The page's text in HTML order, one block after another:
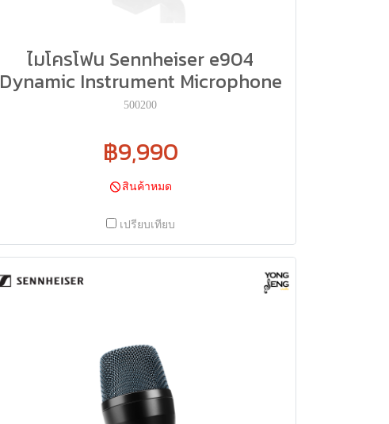
ไมโครโฟน Sennheiser e904
Dynamic Instrument Microphone
500200
฿9,990
สินค้าหมด
เปรียบเทียบ